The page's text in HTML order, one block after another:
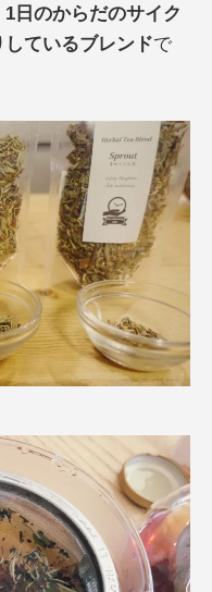
1日のからだのサイク
ているブレンドで